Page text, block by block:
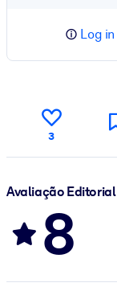
Log in
3
Avaliação Editorial
8